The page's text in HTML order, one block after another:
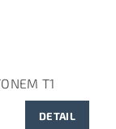
T1
DETAIL